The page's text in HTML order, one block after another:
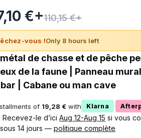
€+110,15 €+
vous !Only 8 hours left
de chasse et de pêche
de la faune | Panneau
| Cabane ou man cave
of 19,28 € with Klarna ·
Recevez-le d’iciAug 12-Aug 15 si vous
14 jours —politique complète